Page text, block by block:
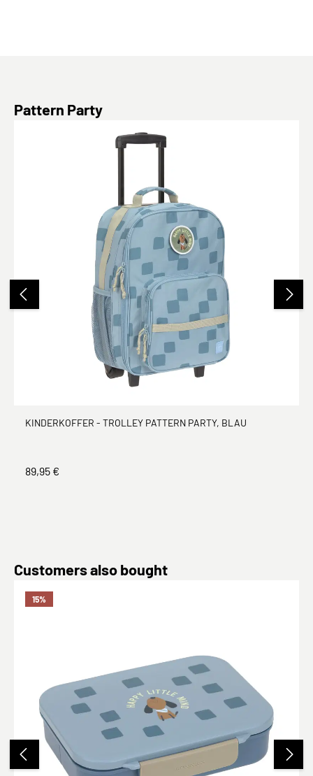
Produktgalerie überspringen
Pattern Party
KINDERKOFFER - TROLLEY PATTERN PARTY, BLAU
89,95 €
Produktgalerie überspringen
Customers also bought
15%